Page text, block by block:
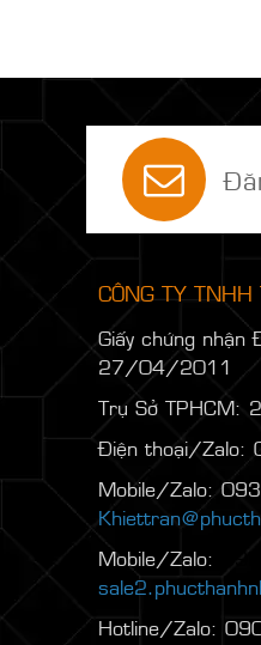
CÔNG TY
Giấy chứng
27/04/2011
Trụ Sở TPHCM:
Điện thoại/
Mobile/Zalo:
Mobile/Zalo:
Hotline/Zalo: